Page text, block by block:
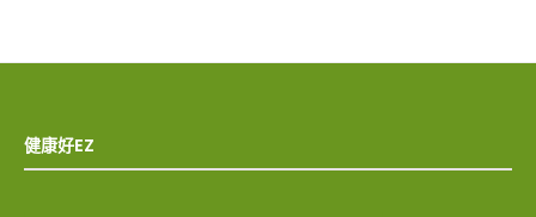
健康好EZ